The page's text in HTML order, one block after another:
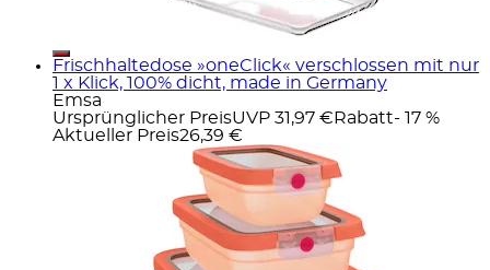
Frischhaltedose »oneClick« verschlossen mit nur
1 x Klick, 100% dicht, made in Germany
Emsa
Ursprünglicher PreisUVP 31,97 € Rabatt- 17 %
Aktueller Preis26,39 €